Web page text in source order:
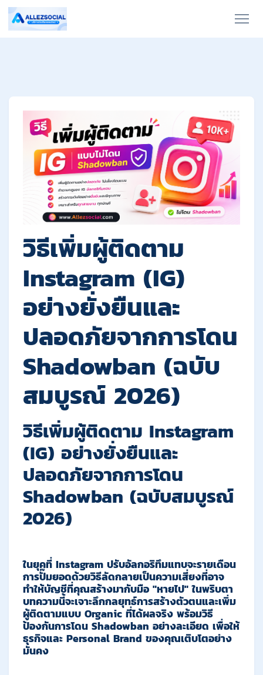
วิธีเพิ่มผู้ติดตาม
Instagram (IG)
อย่างยั่งยืนและ
ปลอดภัยจากการโดน
Shadowban (ฉบับ
สมบูรณ์ 2026)
วิธีเพิ่มผู้ติดตาม Instagram
(IG) อย่างยั่งยืนและ
ปลอดภัยจากการโดน
Shadowban (ฉบับสมบูรณ์
2026)
ในยุคที่ Instagram ปรับอัลกอริทึมแทบจะรายเดือน
การปั๊มยอดด้วยวิธีลัดกลายเป็นความเสี่ยงที่อาจ
ทำให้บัญชีที่คุณสร้างมากับมือ "หายไป" ในพริบตา
บทความนี้จะเจาะลึกกลยุทธ์การสร้างตัวตนและเพิ่ม
ผู้ติดตามแบบ Organic ที่ได้ผลจริง พร้อมวิธี
ป้องกันการโดน Shadowban อย่างละเอียด เพื่อให้
ธุรกิจและ Personal Brand ของคุณเติบโตอย่าง
มั่นคง